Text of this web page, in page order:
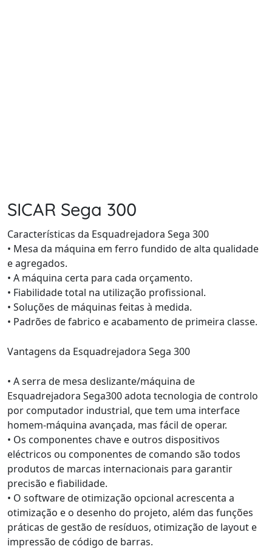
SICAR Sega 300
Características da Esquadrejadora Sega 300
• Mesa da máquina em ferro fundido de alta qualidade
e agregados.
• A máquina certa para cada orçamento.
• Fiabilidade total na utilização profissional.
• Soluções de máquinas feitas à medida.
• Padrões de fabrico e acabamento de primeira classe.
Vantagens da Esquadrejadora Sega 300
• A serra de mesa deslizante/máquina de
Esquadrejadora Sega300 adota tecnologia de controlo
por computador industrial, que tem uma interface
homem-máquina avançada, mas fácil de operar.
• Os componentes chave e outros dispositivos
eléctricos ou componentes de comando são todos
produtos de marcas internacionais para garantir
precisão e fiabilidade.
• O software de otimização opcional acrescenta a
otimização e o desenho do projeto, além das funções
práticas de gestão de resíduos, otimização de layout e
impressão de código de barras.